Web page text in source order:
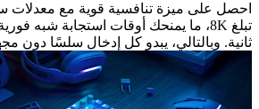
احصل على ميزة تنافسية قوية مع معدلات
ثانية. وبالتالي، يبدو كل إدخال سلسًا دون